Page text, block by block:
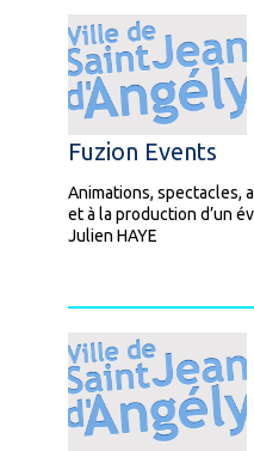
Fuzion Events
Animations, spectacles,
et à la production d’un
Julien HAYE